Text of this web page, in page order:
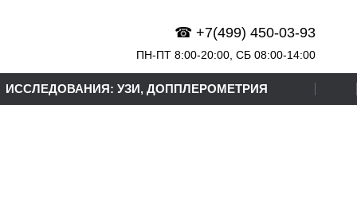
☎ +7(499) 450-03-93
ПН-ПТ 8:00-20:00, СБ 08:00-14:00
ИССЛЕДОВАНИЯ: УЗИ, ДОППЛЕРОМЕТРИЯ